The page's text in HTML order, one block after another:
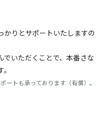
かりとサポートいたしますの
でいただくことで、本番さな
トも承っております（有償）。